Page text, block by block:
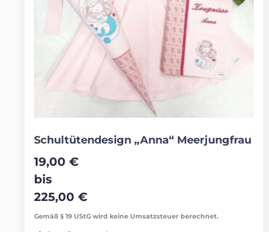
Schultütendesign „Anna“ Meerjungfrau
19,00 €
bis
225,00 €
Gemäß § 19 UStG wird keine Umsatzsteuer berechnet.